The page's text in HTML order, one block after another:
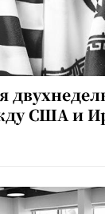
США и